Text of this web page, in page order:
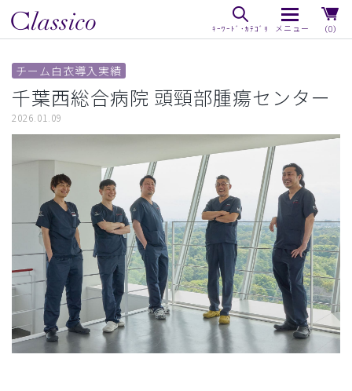
（0）
チーム白衣導入実績
千葉西総合病院 頭頸部腫瘍センター
2026.01.09